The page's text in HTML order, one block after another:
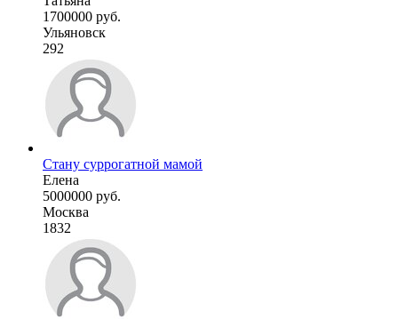
1700000 руб.
Ульяновск
292
Стану суррогатной мамой
Елена
5000000 руб.
Москва
1832